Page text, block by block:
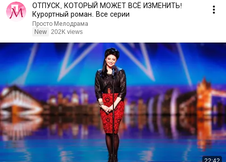
ОТПУСК, КОТОРЫЙ МОЖЕТ ВСЁ ИЗМЕНИТЬ!
Курортный роман. Все серии
Просто Мелодрама
New 202K views